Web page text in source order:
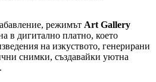
режимът Art Gallery
в дигитално платно, което
на изкуството, генерирани
снимки, създавайки уютна